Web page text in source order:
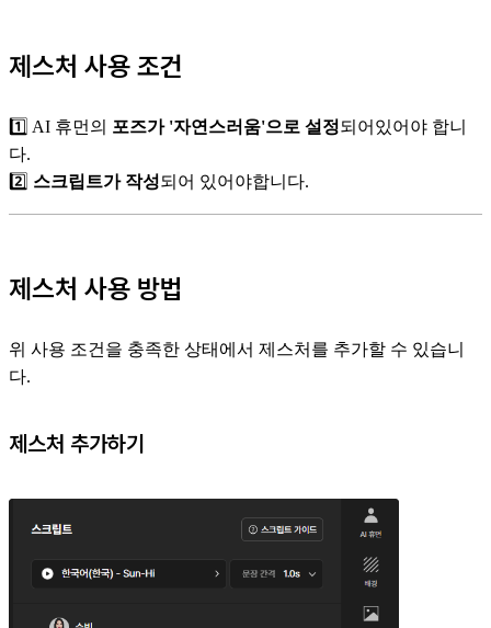
제스처 사용 조건
1️⃣ AI 휴먼의 포즈가 '자연스러움'으로 설정되어있어야 합니
다.
2️⃣ 스크립트가 작성되어 있어야합니다.
제스처 사용 방법
위 사용 조건을 충족한 상태에서 제스처를 추가할 수 있습니
다.
제스처 추가하기